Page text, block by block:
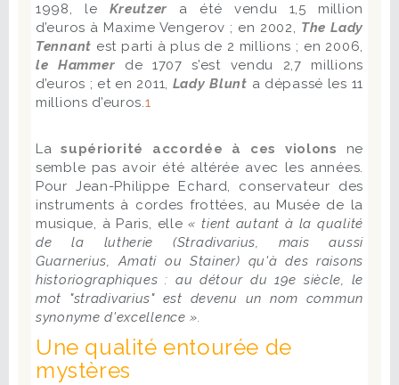
1998, le Kreutzer a été vendu 1,5 million
d’euros à Maxime Vengerov ; en 2002, The Lady
Tennant est parti à plus de 2 millions ; en 2006,
le Hammer de 1707 s’est vendu 2,7 millions
d’euros ; et en 2011, Lady Blunt a dépassé les 11
millions d’euros.1
Lasupériorité accordée à ces violons ne
semble pas avoir été altérée avec les années.
Pour Jean-Philippe Echard, conservateur des
instruments à cordes frottées, au Musée de la
musique, à Paris, elle« tient autant à la qualité
de la lutherie (Stradivarius, mais aussi
Guarnerius, Amati ou Stainer) qu'à des raisons
historiographiques : au détour du 19e siècle, le
mot "stradivarius" est devenu un nom commun
synonyme d'excellence ».
Une qualité entourée de
mystères